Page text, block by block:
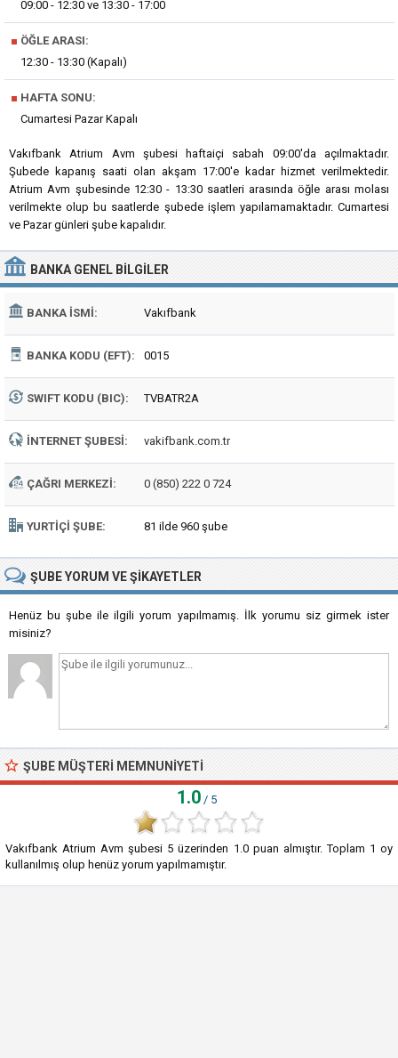
09:00 - 12:30 ve 13:30 - 17:00
■ ÖĞLE ARASI:
12:30 - 13:30 (Kapalı)
■ HAFTA SONU:
Cumartesi Pazar Kapalı
Vakıfbank Atrium Avm şubesi haftaiçi sabah 09:00'da açılmaktadır.
Şubede kapanış saati olan akşam 17:00'e kadar hizmet verilmektedir.
Atrium Avm şubesinde 12:30 - 13:30 saatleri arasında öğle arası molası
verilmekte olup bu saatlerde şubede işlem yapılamamaktadır. Cumartesi
ve Pazar günleri şube kapalıdır.
BANKA GENEL BILGILER
BANKA İSMI: Vakıfbank
BANKA KODU (EFT): 0015
SWIFT KODU (BIC): TVBATR2A
İNTERNET ŞUBESI: vakifbank.com.tr
ÇAĞRI MERKEZI: 0 (850) 222 0 724
YURTIÇI ŞUBE: 81 ilde 960 şube
ŞUBEYORUM VE ŞIKAYETLER
Henüz bu şube ile ilgili yorum yapılmamış. İlk yorumu siz girmek ister
misiniz?
ŞUBE MÜŞTERI MEMNUNIYETI
1.0 / 5
Vakıfbank Atrium Avm şubesi 5 üzerinden 1.0puan almıştır. Toplam 1 oy
kullanılmış olup henüz yorum yapılmamıştır.